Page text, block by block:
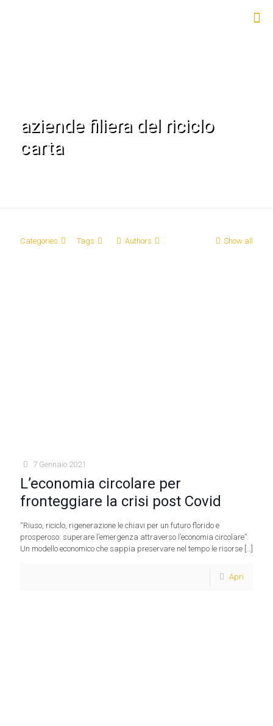
aziende filiera del riciclo
carta
Categories Tags Authors Show all
7 Gennaio 2021
L’economia circolare per
fronteggiare la crisi post Covid
“Riuso, riciclo, rigenerazione le chiavi per un futuro florido e
prosperoso: superare l’emergenza attraverso l’economia circolare”.
Un modello economico che sappia preservare nel tempo le risorse […]
Apri